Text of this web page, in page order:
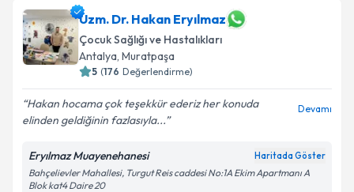
Uzm. Dr. Hakan Eryılmaz
Çocuk Sağlığı ve Hastalıkları
Antalya, Muratpaşa
5 (176 Değerlendirme)
Hakan hocama çok teşekkür ederiz her konuda
elinden geldiğinin fazlasıyla...
Devamı
Eryılmaz Muayenehanesi Haritada Göster
Bahçelievler Mahallesi, Turgut Reis caddesi No:1A Ekim Apartmanı A
Blok kat4 Daire 20